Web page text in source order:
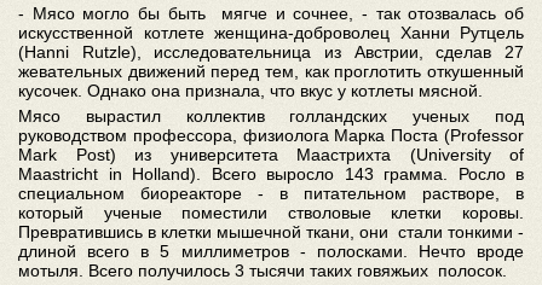
- Мясо могло бы быть мягче и сочнее, - так отозвалась об
искусственной котлете женщина-доброволец Ханни Рутцель
(Hanni Rutzle), исследовательница из Австрии, сделав 27
жевательных движений перед тем, как проглотить откушенный
кусочек. Однако она признала, что вкус у котлеты мясной.
Мясо вырастил коллектив голландских ученых под
руководством профессора, физиолога Марка Поста (Professor
Mark Post) из университета Маастрихта (University of
Maastricht in Holland). Всего выросло 143 грамма. Росло в
специальном биореакторе - в питательном растворе, в
который ученые поместили стволовые клетки коровы.
Превратившись в клетки мышечной ткани, они стали тонкими -
длиной всего в 5 миллиметров - полосками. Нечто вроде
мотыля. Всего получилось 3 тысячи таких говяжьих полосок.